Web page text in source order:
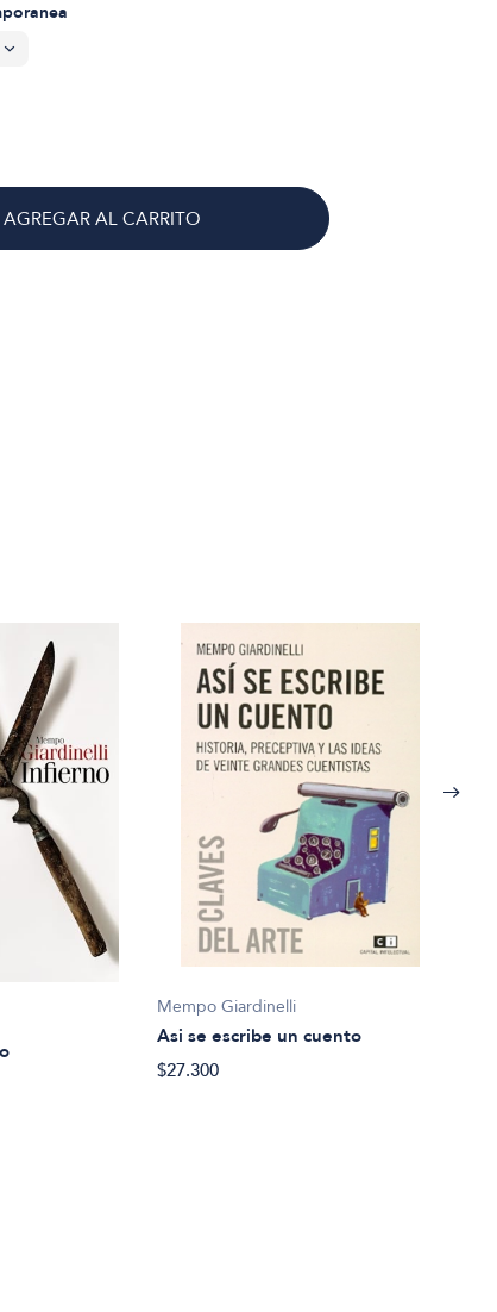
AGREGAR AL CARRITO
Mempo Giardinelli
Asi se escribe un cuento
$27.300